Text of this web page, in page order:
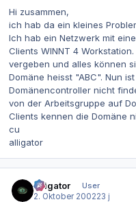
Hi zusammen,
ich hab da ein kleines
Ich hab ein Netzwerk mit
Clients WINNT 4
vergeben und alles können
Domäne heisst "ABC". Nun
Domänencontroller nicht
von der Arbeitsgruppe auf
Clients kennen die Domäne
cu
alligator
alligator
User
2. Oktober 200223 j